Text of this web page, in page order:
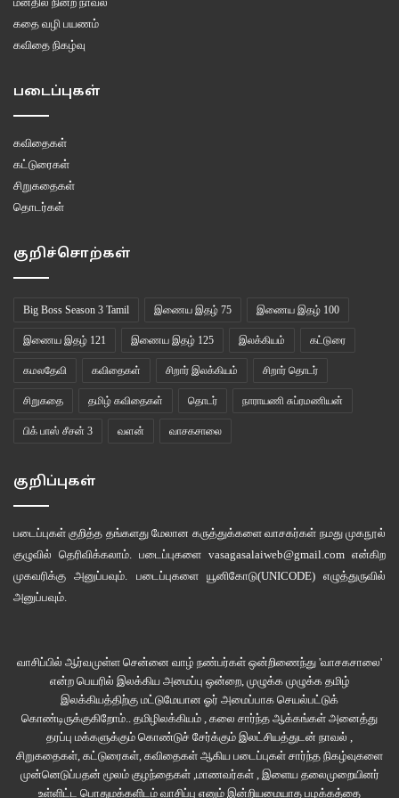
காட்சிப்படுத்தி இந்த ஒரே ஒரு கவிதையை மட்டுமே எழுதியிருக்கிறார். இந்த ஒரு
கவிதையே போதுமானதாகவும், அதில் எல்லாவற்றையும் கூறிவிட்டதாகவும் அவர்
கருதியிருக்கலாம். நமக்கும்கூட அப்படித்தான் நிறைவைத் தருகிறது இக்கவிதை.
/திருவிழா நெரிசலில்
விருப்பமாய் இடிபடும் மூதாட்டி
மருதைக்குள்ளே தான் திரியறம் இன்னும்‘
பதுங்கிச் செல்கிறது வையை
ஆலவாய் நரிகள் தின்ற
அரேபியக் குதிரைகளின் எலும்புகளாய்
மதுரை, திருவிழாவில் திளைக்கும் ஒரு மூதூர். மதுரைக்கு ‘விழாமலி மூதூர்’
என்று சொல் வந்து பதினைந்து நாற்றாண்டுகள் கழிந்துவிட்டன.
சித்திரை திருவிழாவின் இரவில் உலாவரும் சொக்கரையும் மீனாட்சியையும் பார்க்க
மாசிவீதிகளிலும்,
கதை வழி பயணம்
கவிதை நிகழ்வு
படைப்புகள்
கவிதைகள்
கட்டுரைகள்
சிறுகதைகள்
தொடர்கள்
குறிச்சொற்கள்
Big Boss Season 3 Tamil இணைய இதழ் 75 இணைய இதழ் 100
இணைய இதழ் 121 இணைய இதழ் 125 இலக்கியம் கட்டுரை
கமலதேவி கவிதைகள் சிறார் இலக்கியம் சிறார் தொடர்
சிறுகதை தமிழ் கவிதைகள் தொடர் நாராயணி சுப்ரமணியன்
பிக் பாஸ் சீசன் 3 வளன் வாசகசாலை
குறிப்புகள்
படைப்புகள் குறித்த தங்களது மேலான கருத்துக்களை வாசகர்கள் நமது முகநூல்
குழுவில் தெரிவிக்கலாம். படைப்புகளை vasagasalaiweb@gmail.com என்கிற
முகவரிக்கு அனுப்பவும். படைப்புகளை யூனிகோடு(UNICODE)எழுத்துருவில்
அனுப்பவும்.
வாசிப்பில் ஆர்வமுள்ள சென்னை வாழ் நண்பர்கள் ஒன்றிணைந்து 'வாசகசாலை'
என்ற பெயரில் இலக்கிய அமைப்பு ஒன்றை, முழுக்க முழுக்க தமிழ்
இலக்கியத்திற்கு மட்டுமேயான ஓர் அமைப்பாக செயல்பட்டுக்
கொண்டிருக்குகிறோம்.. தமிழிலக்கியம் , கலை சார்ந்த ஆக்கங்கள் அனைத்து
தரப்பு மக்களுக்கும் கொண்டுச் சேர்க்கும் இலட்சியத்துடன் நாவல் ,
சிறுகதைகள், கட்டுரைகள், கவிதைகள் ஆகிய படைப்புகள் சார்ந்த நிகழ்வுகளை
முன்னெடுப்பதன் மூலம் குழந்தைகள் ,மாணவர்கள் , இளைய தலைமுறையினர்
உள்ளிட்ட பொதுமக்களிடம் வாசிப்பு எனும் இன்றியமையாத பழக்கத்தை